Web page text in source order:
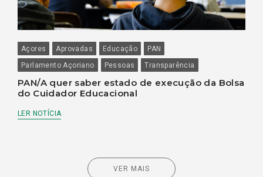
Açores Aprovadas Educação
PAN
Parlamento Açoriano
Pessoas Transparência
PAN/A quer saber estado de execução da Bolsa
do Cuidador Educacional
LER NOTÍCIA
VER MAIS